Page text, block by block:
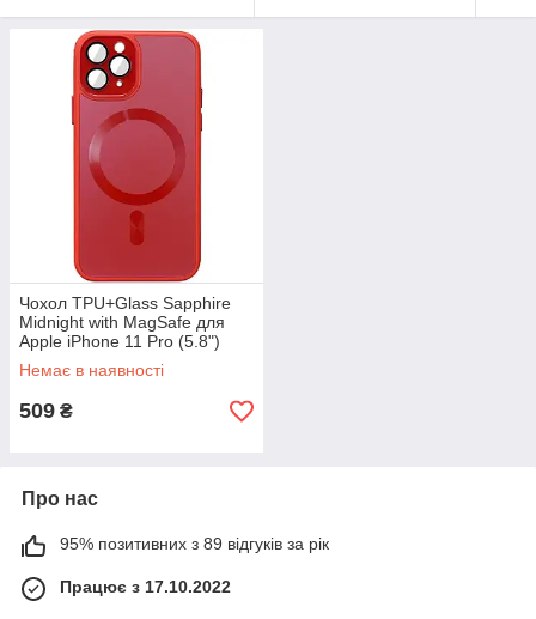
Чохол TPU+Glass Sapphire
Midnight with MagSafe для
Apple iPhone 11 Pro (5.8")
Червоний / Red
Немає в наявності
509 ₴
Про нас
95% позитивних з 89 відгуків за рік
Працює з 17.10.2022